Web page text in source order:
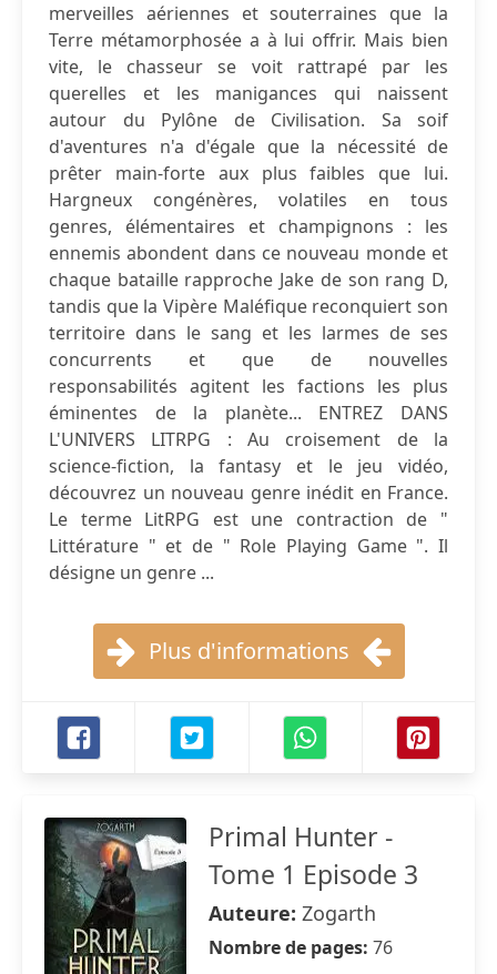
merveilles aériennes et souterraines que la
Terre métamorphosée a à lui offrir. Mais bien
vite, le chasseur se voit rattrapé par les
querelles et les manigances qui naissent
autour du Pylône de Civilisation. Sa soif
d'aventures n'a d'égale que la nécessité de
prêter main-forte aux plus faibles que lui.
Hargneux congénères, volatiles en tous
genres, élémentaires et champignons : les
ennemis abondent dans ce nouveau monde et
chaque bataille rapproche Jake de son rang D,
tandis que la Vipère Maléfique reconquiert son
territoire dans le sang et les larmes de ses
concurrents et que de nouvelles
responsabilités agitent les factions les plus
éminentes de la planète... ENTREZ DANS
L'UNIVERS LITRPG : Au croisement de la
science-fiction, la fantasy et le jeu vidéo,
découvrez un nouveau genre inédit en France.
Le terme LitRPG est une contraction de "
Littérature " et de " Role Playing Game ". Il
désigne un genre ...
Plus d'informations
Primal Hunter -
Tome 1 Episode 3
Auteure: Zogarth
Nombre de pages: 76